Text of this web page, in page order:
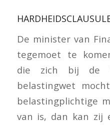
De minister van
tegemoet te
die zich bij de
belastingwet
belastingplichtige
van is, dan kan zij